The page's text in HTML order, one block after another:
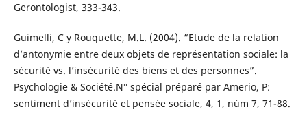
Gerontologist, 333-343.
Guimelli, C y Rouquette, M.L. (2004). “Etude de la relation
d’antonymie entre deux objets de représentation sociale: la
sécurité vs. l’insécurité des biens et des personnes”.
Psychologie & Société.N° spécial préparé par Amerio, P:
sentiment d’insécurité et pensée sociale, 4, 1, núm 7, 71-88.